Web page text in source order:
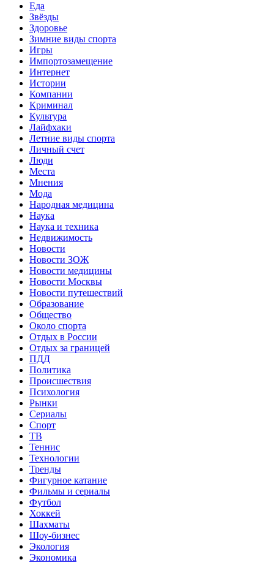
Еда
Звёзды
Здоровье
Зимние виды спорта
Игры
Импортозамещение
Интернет
Истории
Компании
Криминал
Культура
Лайфхаки
Летние виды спорта
Личный счет
Люди
Места
Мнения
Мода
Народная медицина
Наука
Наука и техника
Недвижимость
Новости
Новости ЗОЖ
Новости медицины
Новости Москвы
Новости путешествий
Образование
Общество
Около спорта
Отдых в России
Отдых за границей
ПДД
Политика
Происшествия
Психология
Рынки
Сериалы
Спорт
ТВ
Теннис
Технологии
Тренды
Фигурное катание
Фильмы и сериалы
Футбол
Хоккей
Шахматы
Шоу-бизнес
Экология
Экономика